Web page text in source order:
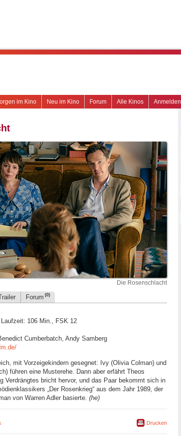
Anmelden
Alle Kinos
Forum
Neu im Kino
im Kino
Die Rosenschlacht
Forum (0)
106 Min., FSK 12
Cumberbatch, Andy Samberg
mit Vorzeigekindern gesegnet: Ivy (Olivia Colman) und
führen eine Musterehe. Dann aber erfährt Theos
Verdrängtes bricht hervor, und das Paar bekommt sich in
„Der Rosenkrieg“ aus dem Jahr 1989, der
von Warren Adler basierte. (he)
Drucken